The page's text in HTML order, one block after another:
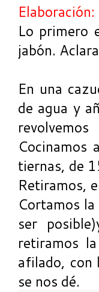
Elaboración:
Lo primero
jabón.
En una
de agua y
Cocinamos
tiernas, de
Retiramos,
Cortamos
ser
retiramos
afilado, con
se nos dé.